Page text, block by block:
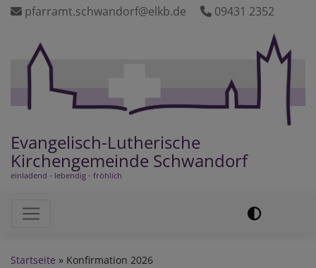
Direktpfarramt.schwandorf@elkb.de 09431 2352
Evangelisch-Lutherische
Kirchengemeinde Schwandorf
einladend - lebendig - fröhlich
Hauptnavigation
Startseite Konfirmation 2026